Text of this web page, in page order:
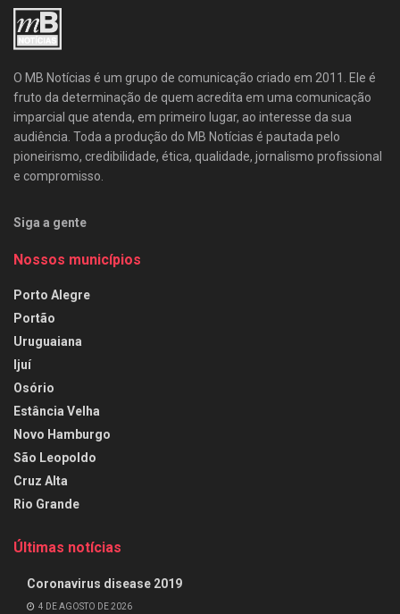
O MB Notícias é um grupo de comunicação criado em 2011. Ele é
fruto da determinação de quem acredita em uma comunicação
imparcial que atenda, em primeiro lugar, ao interesse da sua
audiência. Toda a produção do MB Notícias é pautada pelo
pioneirismo, credibilidade, ética, qualidade, jornalismo profissional
e compromisso.
Siga a gente
Nossos municípios
Porto Alegre
Portão
Uruguaiana
Ijuí
Osório
Estância Velha
Novo Hamburgo
São Leopoldo
Cruz Alta
Rio Grande
Últimas notícias
Coronavirus disease 2019
4 DE AGOSTO DE 2026